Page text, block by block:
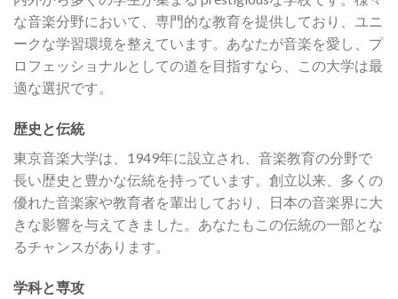
な音楽分野において、専門的な教育を提供しており、ユニ
ークな学習環境を整えています。あなたが音楽を愛し、プ
ロフェッショナルとしての道を目指すなら、この大学は最
適な選択です。
歴史と伝統
東京音楽大学は、1949年に設立され、音楽教育の分野で
長い歴史と豊かな伝統を持っています。創立以来、多くの
優れた音楽家や教育者を輩出しており、日本の音楽界に大
きな影響を与えてきました。あなたもこの伝統の一部とな
るチャンスがあります。
学科と専攻